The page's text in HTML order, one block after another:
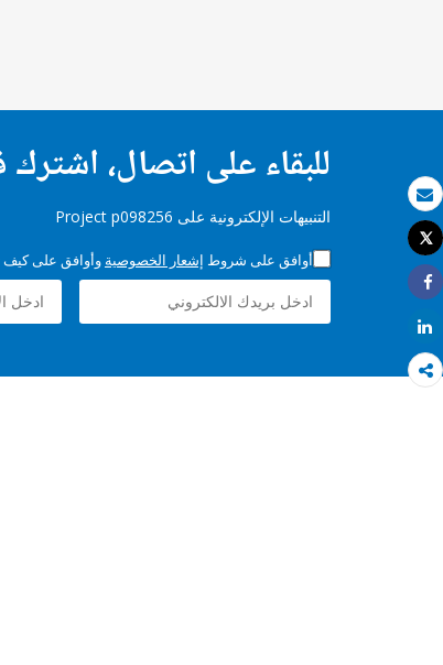
بريد الكتروني
طباعة
Tweet
Share
Share
للبقاء على اتصال،
التنبيهات الإلكترونية على Project p098256
أوافق على شروط إشعار الخصوصية وأوافق على كيف